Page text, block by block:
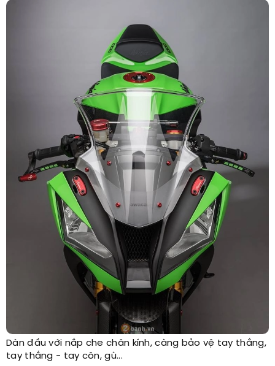
Dàn đầu với nắp che chân kính, càng bảo vệ tay thắng,
tay thắng - tay côn, gù...